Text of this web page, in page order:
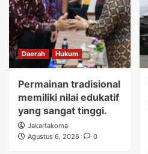
Daerah Hukum
Permainan tradisional
memiliki nilai edukatif
yang sangat tinggi.
Jakartakoma
Agustus 6, 2026
0